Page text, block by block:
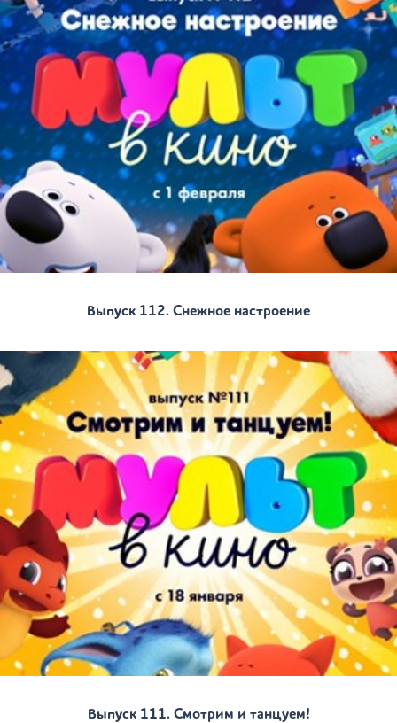
Выпуск 112. Снежное настроение
Выпуск 111. Смотрим и танцуем!